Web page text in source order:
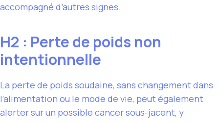
accompagné d’autres signes.
H2 : Perte de poids non
intentionnelle
La perte de poids soudaine, sans changement dans
l’alimentation ou le mode de vie, peut également
alerter sur un possible cancer sous-jacent, y